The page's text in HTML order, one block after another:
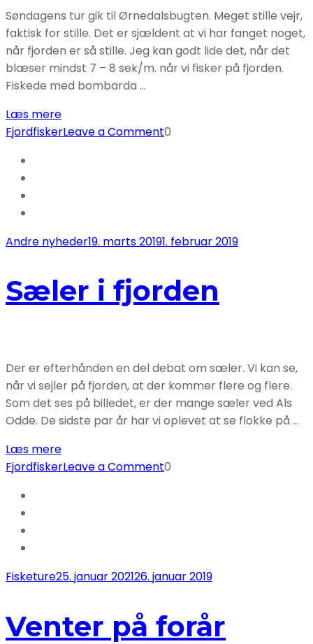
Søndagens tur gik til Ørnedalsbugten. Meget stille vejr,
faktisk for stille. Det er sjældent at vi har fanget noget,
når fjorden er så stille. Jeg kan godt lide det, når det
blæser mindst 7 – 8 sek/m. når vi fisker på fjorden.
Fiskede med bombarda …
Læs mere
FjordfiskerLeave a Commenton
kontor
0
Andre nyheder19. marts 20191. februar 2019
Sæler i fjorden
Der er efterhånden en del debat om sæler. Vi kan se,
når vi sejler på fjorden, at der kommer flere og flere.
Som det ses på billedet, er der mange sæler ved Als
Odde. De sidste par år har vi oplevet at se flokke på …
Læs mere
FjordfiskerLeave a Commenton
0
Fisketure25. januar 202126. januar 2019
Venter på forår